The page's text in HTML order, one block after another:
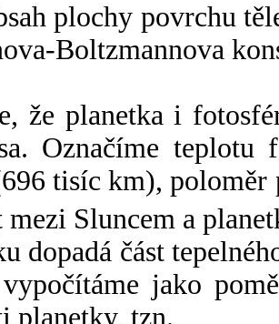
plochy povrchu
Boltzmannova
že planetka i
Označíme
tisíc km),
mezi Sluncem a
dopadá část
jako
planetky, tzn.